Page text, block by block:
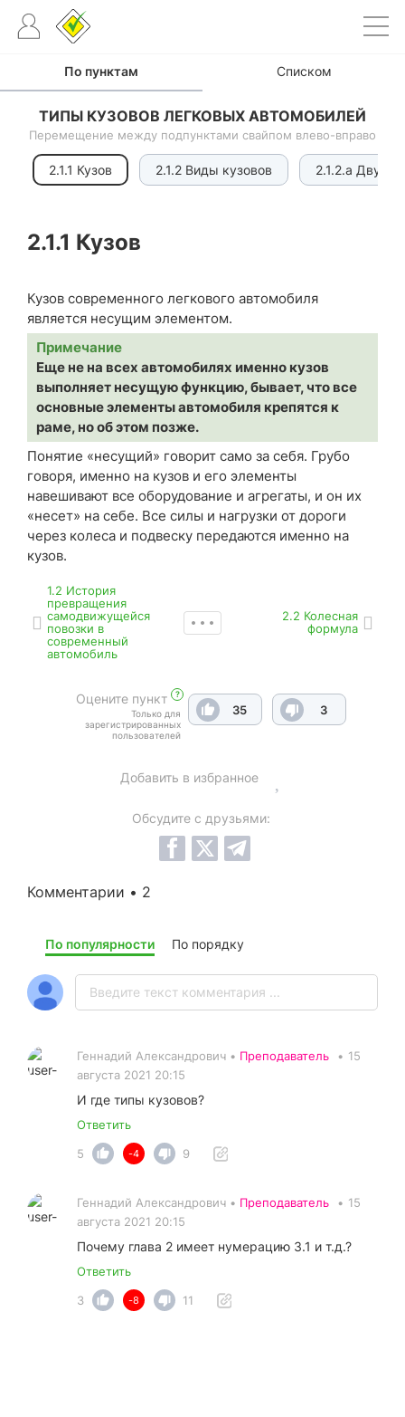
По пунктам Списком
ТИПЫ КУЗОВОВ ЛЕГКОВЫХ АВТОМОБИЛЕЙ
Перемещение между подпунктами свайпом влево-вправо
2.1.1 Кузов 2.1.2 Виды кузовов 2.1.2.a
2.1.1 Кузов
Кузов современного легкового автомобиля
является несущим элементом.
Примечание
Еще не на всех автомобилях именно кузов
выполняет несущую функцию, бывает, что все
основные элементы автомобиля крепятся к
раме, но об этом позже.
Понятие «несущий» говорит само за себя. Грубо
говоря, именно на кузов и его элементы
навешивают все оборудование и агрегаты, и он их
«несет» на себе. Все силы и нагрузки от дороги
через колеса и подвеску передаются именно на
кузов.
1.2 История
превращения
самодвижущейся
повозки в
современный
автомобиль
2.2 Колесная
формула
Оцените пункт ?
Только для
зарегистрированных
пользователей
35 3
Добавить в избранное
Обсудите с друзьями:
Комментарии • 2
По популярности По порядку
Геннадий Александрович • Преподаватель • 15
августа 2021 20:15
И где типы кузовов?
Ответить
5
-4 9
Геннадий Александрович • Преподаватель • 15
августа 2021 20:15
Почему глава 2 имеет нумерацию 3.1 и т.д.?
Ответить
3
-8 11